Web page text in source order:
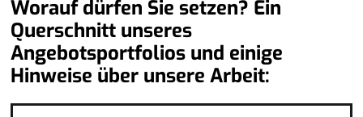
Worauf dürfen Sie setzen? Ein
Querschnitt unseres
Angebotsportfolios und einige
Hinweise über unsere Arbeit: